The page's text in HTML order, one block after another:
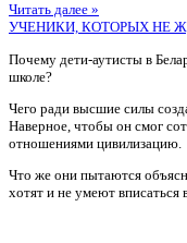
Читать далее »
УЧЕНИКИ, КОТОРЫХ НЕ
Почему дети-аутисты в
школе?
Чего ради высшие силы
Наверное, чтобы он смог
отношениями цивилизацию.
Что же они пытаются
хотят и не умеют вписаться